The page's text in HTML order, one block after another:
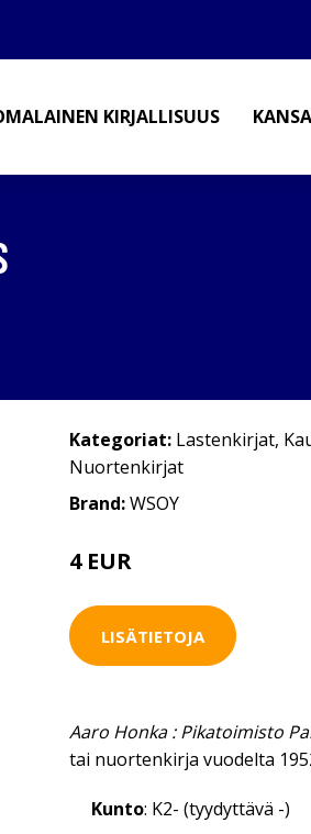
KIRJALLISUUS
Kategoriat: Lastenkirjat,
Nuortenkirjat
Brand:WSOY
4 EUR
LISÄTIETOJA
Aaro Honka : Pikatoimisto
tai nuortenkirja vuodelta
Kunto: K2- (tyydyttävä -)